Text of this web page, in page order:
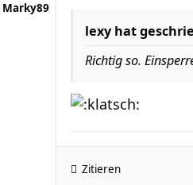
Marky89
lexy hat
Richtig so.
Zitieren